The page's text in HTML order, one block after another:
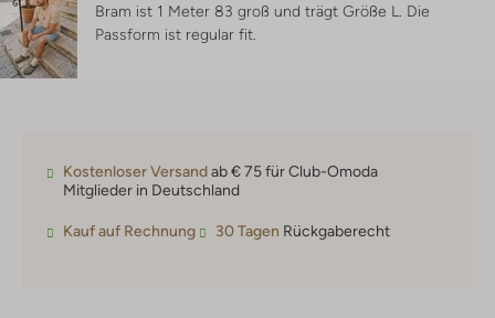
Bram ist 1 Meter 83 groß und trägt Größe L. Die
Passform ist regular fit
Kostenloser Versandab € 75 für Club-Omoda
Mitglieder in Deutschland
Kauf auf Rechnung 30 Tagen Rückgaberecht